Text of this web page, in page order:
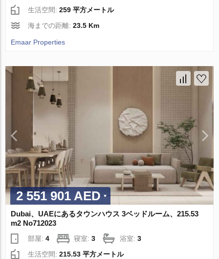
生活空間:259 平方メートル
海までの距離:23.5 Km
Emaar Properties
2 551 901 AED
Dubai、UAEにあるタウンハウス 3ベッドルーム、215.53
m2 No712023
部屋:4 寝室:3 浴室:3
生活空間:215.53 平方メートル